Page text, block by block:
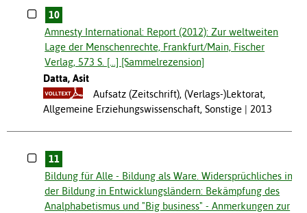
10
Amnesty International: Report (2012): Zur weltweiten
Lage der Menschenrechte, Frankfurt/Main, Fischer
Verlag, 573 S. [...] [Sammelrezension]
Datta, Asit
Aufsatz (Zeitschrift), (Verlags-)Lektorat,
Allgemeine Erziehungswissenschaft, Sonstige
2013
11
Bildung für Alle - Bildung als Ware. Widersprüchliches in
der Bildung in Entwicklungsländern: Bekämpfung des
Analphabetismus und "Big business" - Anmerkungen zur